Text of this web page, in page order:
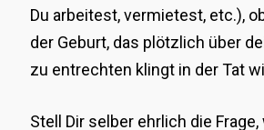
Du arbeitest, vermietest, etc.),
der Geburt, das plötzlich über
zu entrechten klingt in der Tat
Stell Dir selber ehrlich die